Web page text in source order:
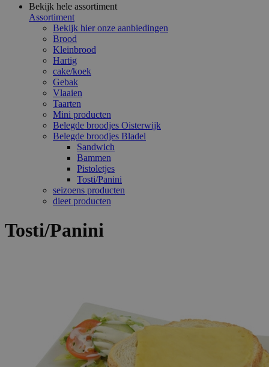
Bekijk hele assortiment
Assortiment
Bekijk hier onze aanbiedingen
Brood
Kleinbrood
Hartig
cake/koek
Gebak
Vlaaien
Taarten
Mini producten
Belegde broodjes Oisterwijk
Belegde broodjes Bladel
Sandwich
Bammen
Pistoletjes
Tosti/Panini
seizoens producten
dieet producten
Tosti/Panini